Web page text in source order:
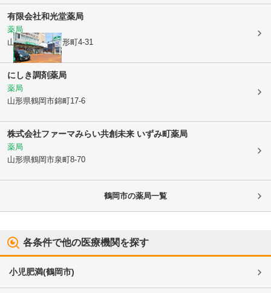
有限会社和光堂薬局
薬局
山形県鶴岡市新形町4-31
にしき調剤薬局
薬局
山形県鶴岡市錦町17-6
株式会社ファーマみらい共創未来 いずみ町薬局
薬局
山形県鶴岡市泉町8-70
鶴岡市の薬局一覧
各条件で他の医療機関を探す
小児肥満(鶴岡市)